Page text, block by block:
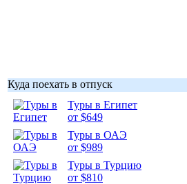
Куда поехать в отпуск
Туры в Египет
от $649
Туры в ОАЭ
от $989
Туры в Турцию
от $810